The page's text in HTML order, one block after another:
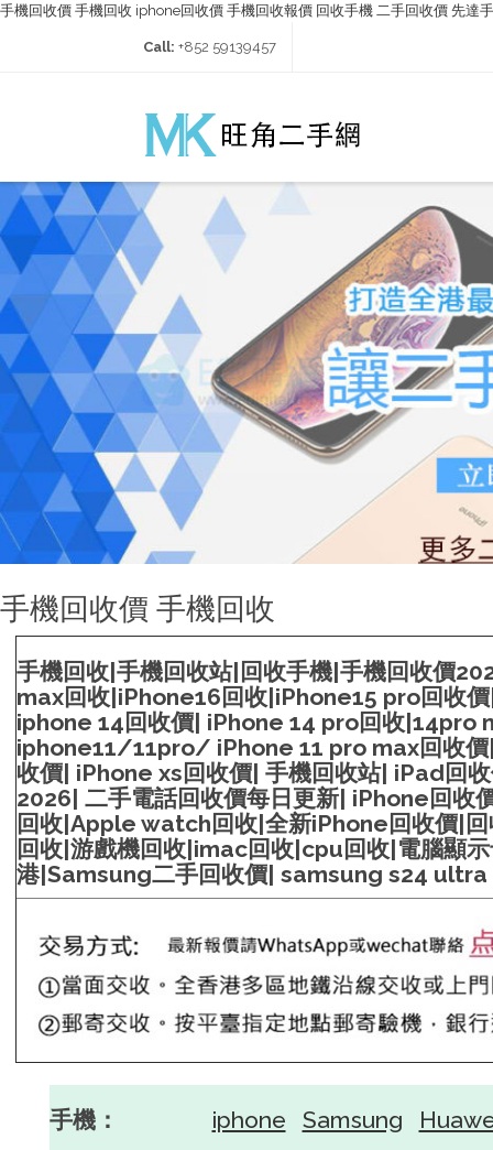
手機回收價 手機回收 iphone回收價 手機回收報價 回收手機 二手回收價 先達
Call: +852 59139457‬
手機回收價 手機回收
手機回收|手機回收站|回收手機|手機回收價
max回收|iPhone16回收|iPhone15 pro回收
iphone 14回收價| iPhone 14 pro回收
iphone11/11pro/ iPhone 11 pro max回收
收價| iPhone xs回收價| 手機回收站| iPad回
2026| 二手電話回收價每日更新| iPhone回
回收|Apple watch回收|全新iPhone回收價|
回收|游戲機回收|imac回收|cpu回收|電腦顯
港|Samsung二手回收價| samsung s24 ultra
手機： iphone Samsung